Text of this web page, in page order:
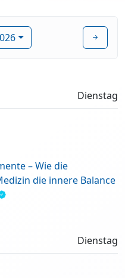
Dienstag
– Wie die
die innere Balance
Dienstag